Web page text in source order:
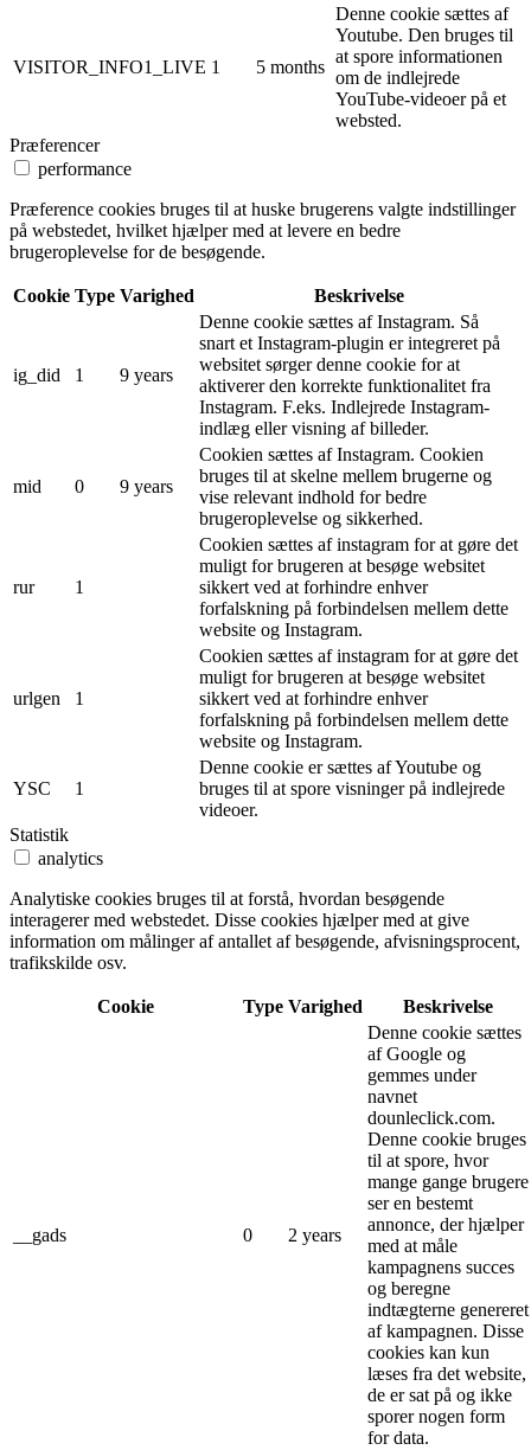
VISITOR_INFO1_LIVE 1 5 months
Denne cookie sættes af
Youtube. Den bruges til
at spore informationen
om de indlejrede
YouTube-videoer på et
websted.
Præferencer
performance
Præference cookies bruges til at huske brugerens valgte indstillinger
på webstedet, hvilket hjælper med at levere en bedre
brugeroplevelse for de besøgende.
Cookie Type Varighed Beskrivelse
ig_did 1 9 years
Denne cookie sættes af Instagram. Så
snart et Instagram-plugin er integreret på
websitet sørger denne cookie for at
aktiverer den korrekte funktionalitet fra
Instagram. F.eks. Indlejrede Instagram-
indlæg eller visning af billeder.
mid 0 9 years
Cookien sættes af Instagram. Cookien
bruges til at skelne mellem brugerne og
vise relevant indhold for bedre
brugeroplevelse og sikkerhed.
rur 1
Cookien sættes af instagram for at gøre det
muligt for brugeren at besøge websitet
sikkert ved at forhindre enhver
forfalskning på forbindelsen mellem dette
website og Instagram.
urlgen 1
Cookien sættes af instagram for at gøre det
muligt for brugeren at besøge websitet
sikkert ved at forhindre enhver
forfalskning på forbindelsen mellem dette
website og Instagram.
YSC 1
Denne cookie er sættes af Youtube og
bruges til at spore visninger på indlejrede
videoer.
Statistik
analytics
Analytiske cookies bruges til at forstå, hvordan besøgende
interagerer med webstedet. Disse cookies hjælper med at give
information om målinger af antallet af besøgende, afvisningsprocent,
trafikskilde osv.
Cookie Type Varighed Beskrivelse
__gads 0 2 years
Denne cookie sættes
af Google og
gemmes under
navnet
dounleclick.com.
Denne cookie bruges
til at spore, hvor
mange gange brugere
ser en bestemt
annonce, der hjælper
med at måle
kampagnens succes
og beregne
indtægterne genereret
af kampagnen. Disse
cookies kan kun
læses fra det website,
de er sat på og ikke
sporer nogen form
for data.